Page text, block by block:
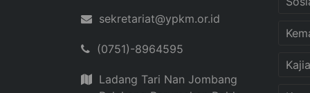
sekretariat@ypkm.or.id
(0751)-8964595
Ladang Tari Nan Jombang